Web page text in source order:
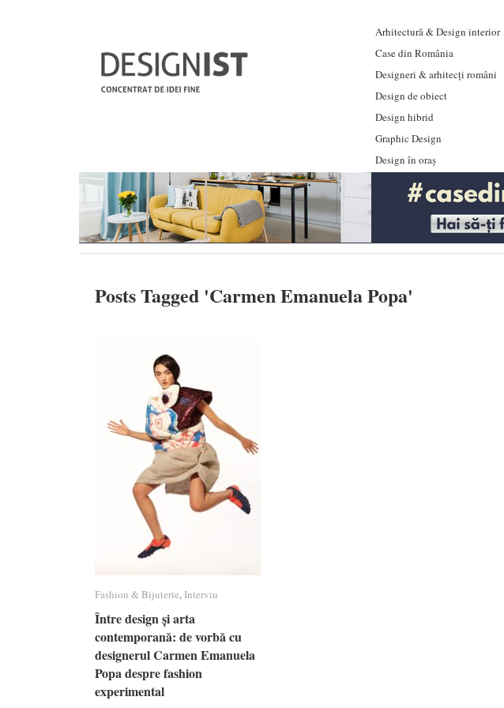
Arhitectură & Design interior
Case din România
Designeri & arhitecți români
Design de obiect
Design hibrid
Graphic Design
Design în oraș
Posts Tagged 'Carmen Emanuela Popa'
Fashion & Bijuterie, Interviu
Între design și arta
contemporană: de vorbă cu
designerul Carmen Emanuela
Popa despre fashion
experimental
Fashion & Bijuterie Interviu
Între design și arta
contemporană: de vorbă cu
designerul Carmen Emanuela
Popa despre fashion
experimental